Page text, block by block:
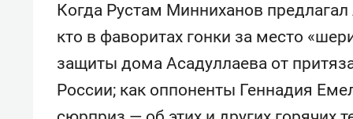
Когда Рустам Минниханов
кто в фаворитах гонки за место
защиты дома Асадуллаева от
России; как оппоненты Геннадия
Психотерапевт «Фороса»:
«Директорский невроз» –
когда человек не считает
с